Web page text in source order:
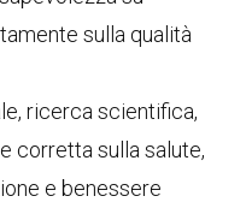
sulla qualità
ricerca scientifica,
corretta sulla salute,
e benessere